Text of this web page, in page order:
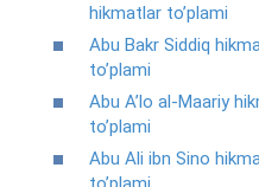
hikmatlar to’plami
Abu Bakr Siddiq
to’plami
Abu A’lo al-Maariy
to’plami
Abu Ali ibn Sino